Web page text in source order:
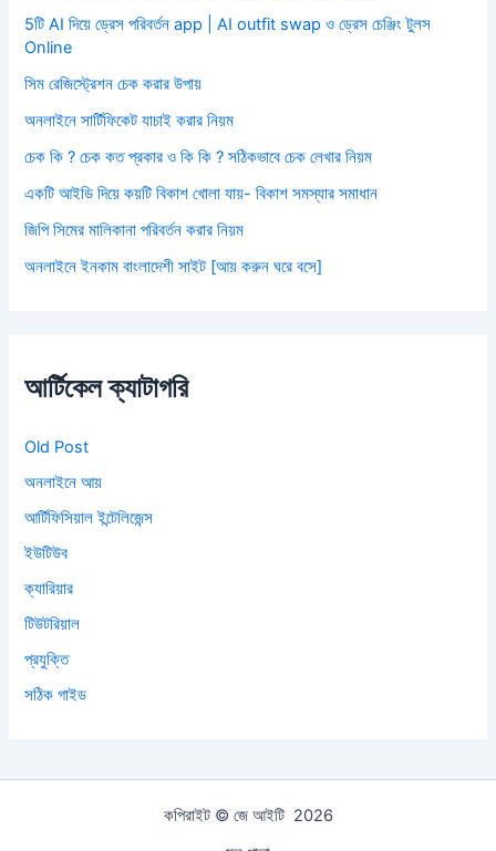
5টি AI দিয়ে ড্রেস পরিবর্তন app | AI outfit swap ও ড্রেস চেঞ্জিং টুলস
Online
সিম রেজিস্ট্রেশন চেক করার উপায়
অনলাইনে সার্টিফিকেট যাচাই করার নিয়ম
চেক কি ? চেক কত প্রকার ও কি কি ? সঠিকভাবে চেক লেখার নিয়ম
একটি আইডি দিয়ে কয়টি বিকাশ খোলা যায়- বিকাশ সমস্যার সমাধান
জিপি সিমের মালিকানা পরিবর্তন করার নিয়ম
অনলাইনে ইনকাম বাংলাদেশী সাইট [আয় করুন ঘরে বসে]
আর্টিকেল ক্যাটাগরি
Old Post
অনলাইনে আয়
আর্টিফিসিয়াল ইন্টেলিজেন্স
ইউটিউব
ক্যারিয়ার
টিউটরিয়াল
প্রযুক্তি
সঠিক গাইড
কপিরাইট © জে আইটি 2026